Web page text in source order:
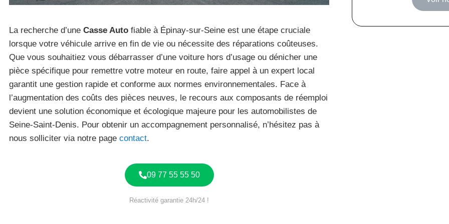
La recherche d’une Casse Auto fiable à Épinay-sur-Seine est une étape cruciale
lorsque votre véhicule arrive en fin de vie ou nécessite des réparations coûteuses.
Que vous souhaitiez vous débarrasser d’une voiture hors d’usage ou dénicher une
pièce spécifique pour remettre votre moteur en route, faire appel à un expert local
garantit une gestion rapide et conforme aux normes environnementales. Face à
l’augmentation des coûts des pièces neuves, le recours aux composants de réemploi
devient une solution économique et écologique majeure pour les automobilistes de
Seine-Saint-Denis. Pour obtenir un accompagnement personnalisé, n’hésitez pas à
nous solliciter via notre page contact.
09 77 55 55 50
Réactivité garantie 24h/24 !